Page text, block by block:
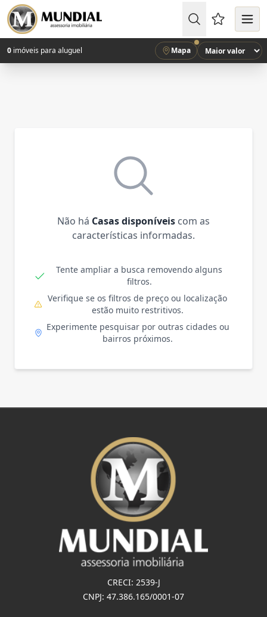
Favoritos
0 imóveis para aluguel Mapa
Não há Casas disponíveis com as
características informadas.
Tente ampliar a busca removendo alguns
filtros.
Verifique se os filtros de preço ou localização
estão muito restritivos.
Experimente pesquisar por outras cidades ou
bairros próximos.
CRECI: 2539-J
CNPJ: 47.386.165/0001-07